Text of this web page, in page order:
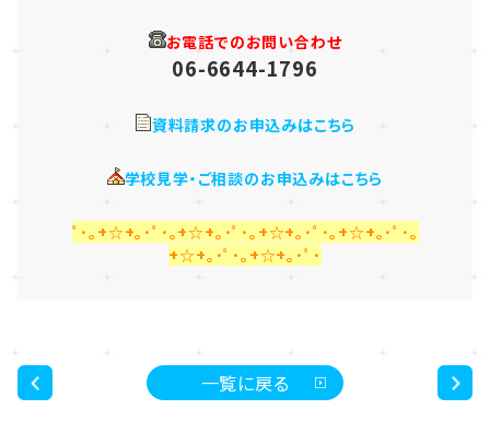
お電話でのお問い合わせ
06-6644-1796
資料請求のお申込みはこちら
学校見学・ご相談のお申込みはこちら
ﾟ･｡+☆+｡･ﾟ･｡+☆+｡･ﾟ･｡+☆+｡･ﾟ･｡+☆+｡･ﾟ･｡
+☆+｡･ﾟ･｡+☆+｡･ﾟ･
一覧に戻る